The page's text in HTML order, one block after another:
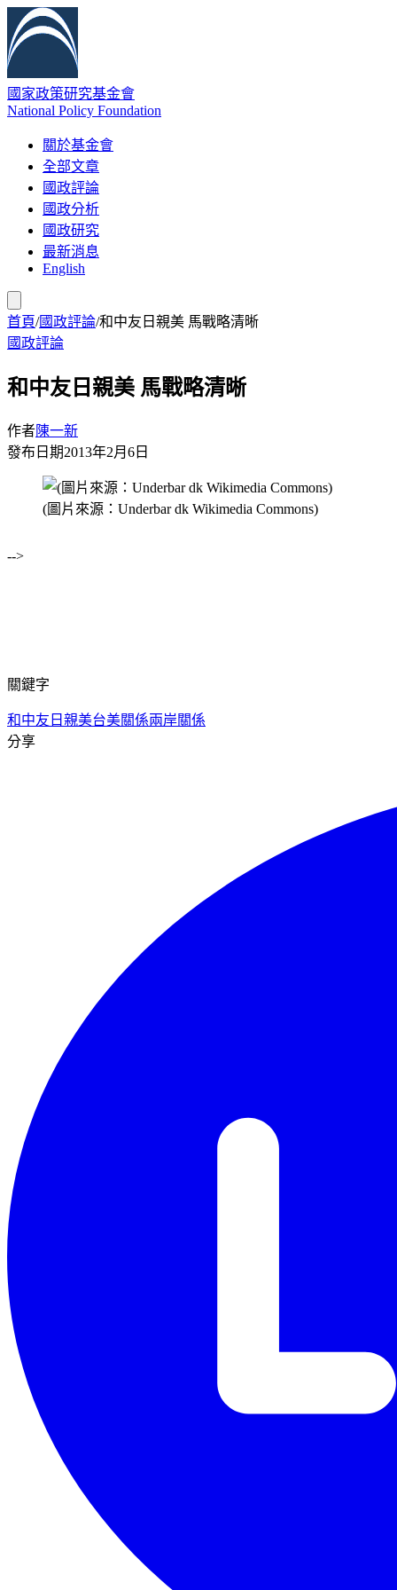
國家政策研究基金會
National Policy Foundation
關於基金會
全部文章
國政評論
國政分析
國政研究
最新消息
English
首頁/國政評論/和中友日親美 馬戰略清晰
國政評論
和中友日親美 馬戰略清晰
作者陳一新
發布日期2013年2月6日
(圖片來源：Underbar dk Wikimedia Commons)
-->
關鍵字
和中友日親美台美關係兩岸關係
分享